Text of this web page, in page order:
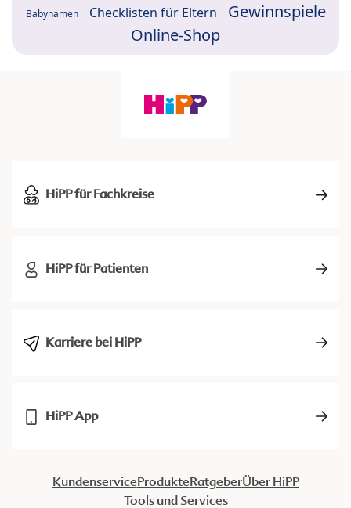
Babynamen Checklisten für Eltern
Gewinnspiele
Online-Shop
HiPP für Fachkreise
HiPP für Patienten
Karriere bei HiPP
HiPP App
KundenserviceProdukteRatgeberÜber HiPP
Tools und Services